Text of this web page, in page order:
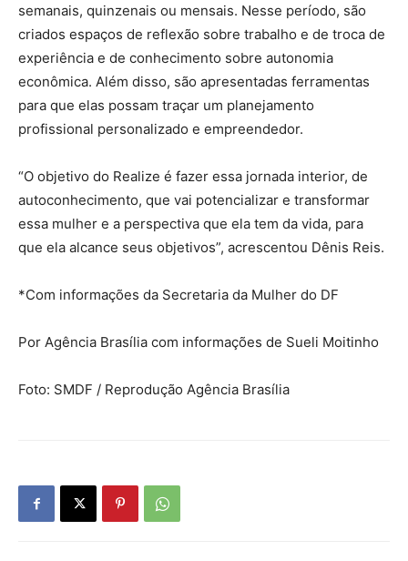
semanais, quinzenais ou mensais. Nesse período, são
criados espaços de reflexão sobre trabalho e de troca de
experiência e de conhecimento sobre autonomia
econômica. Além disso, são apresentadas ferramentas
para que elas possam traçar um planejamento
profissional personalizado e empreendedor.
“O objetivo do Realize é fazer essa jornada interior, de
autoconhecimento, que vai potencializar e transformar
essa mulher e a perspectiva que ela tem da vida, para
que ela alcance seus objetivos”, acrescentou Dênis Reis.
*Com informações da Secretaria da Mulher do DF
Por Agência Brasília com informações de Sueli Moitinho
Foto: SMDF / Reprodução Agência Brasília